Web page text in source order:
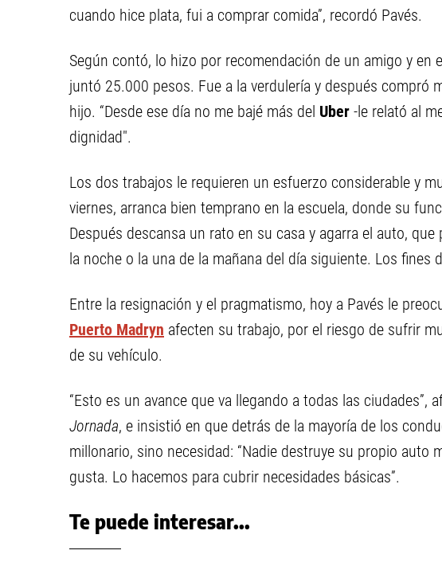
cuando hice plata, fui a comprar comida”, recordó Pavés.
Según contó, lo hizo por recomendación de un amigo y en
juntó 25.000 pesos. Fue a la verdulería y después compró
hijo. “Desde ese día no me bajé más del Uber -le relató al
dignidad".
Los dos trabajos le requieren un esfuerzo considerable y
viernes, arranca bien temprano en la escuela, donde su
Después descansa un rato en su casa y agarra el auto,
la noche o la una de la mañana del día siguiente. Los fines
Entre la resignación y el pragmatismo, hoy a Pavés le
Puerto Madryn afecten su trabajo, por el riesgo de sufrir
de su vehículo.
“Esto es un avance que va llegando a todas las ciudades”,
Jornada, e insistió en que detrás de la mayoría de los
millonario, sino necesidad: “Nadie destruye su propio auto
gusta. Lo hacemos para cubrir necesidades básicas”.
Te puede interesar...